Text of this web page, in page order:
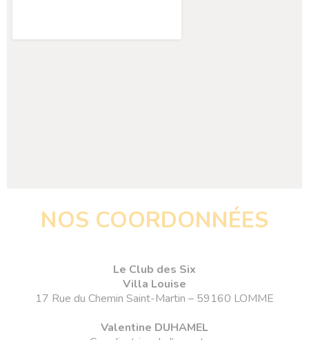
NOS COORDONNÉES
Le Club des Six
Villa Louise
17 Rue du Chemin Saint-Martin – 59160 LOMME
Valentine DUHAMEL